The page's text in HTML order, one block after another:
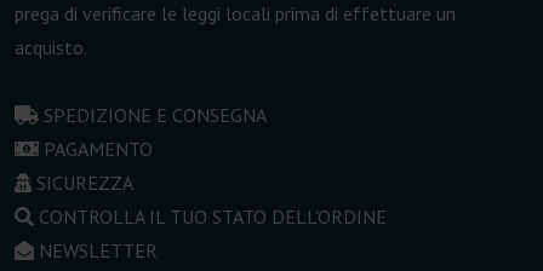
prega di verificare le leggi locali prima di effettuare un
acquisto.
SPEDIZIONE E CONSEGNA
PAGAMENTO
SICUREZZA
CONTROLLA IL TUO STATO DELL'ORDINE
NEWSLETTER